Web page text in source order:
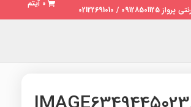
/ 02122691010
0 آیتم